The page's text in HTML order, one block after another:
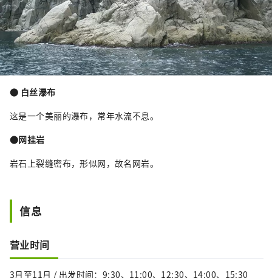
● 白丝瀑布
这是一个美丽的瀑布，常年水流不息。
●网挂岩
岩石上裂缝密布，形似网，故名网岩。
信息
营业时间
3月至11月 / 出发时间：9:30、11:00、12:30、14:00、15:30